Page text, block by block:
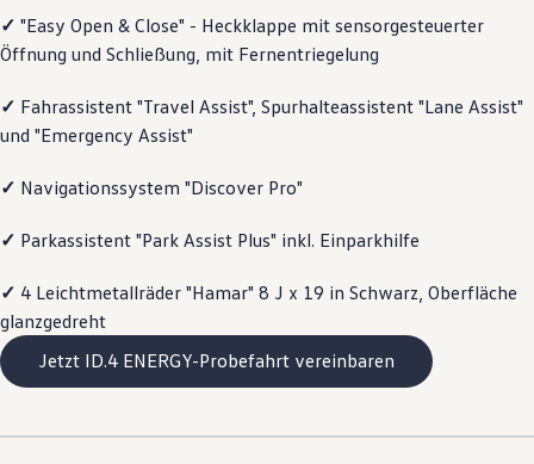
Besitzer und Service
Software Updates
Inspektion und HU/AU
Reparaturen und Checks
Motorenöl und Flüssigkeiten
Pannen- und Unfallhilfe
Volkswagen Teile
Schutz und Pflege
Entertainment und Elektronik
Individualisieren
Wallbox und Ladekabel
✓ "Easy Open & Close" - Heckklappe mit sensorgesteuerter
Öffnung und Schließung, mit Fernentriegelung
✓ Fahrassistent "Travel Assist", Spurhalteassistent "Lane Assist"
und "Emergency Assist"
✓ Navigationssystem "Discover Pro"
✓ Parkassistent "Park Assist Plus" inkl. Einparkhilfe
✓ 4 Leichtmetallräder "Hamar" 8 J x 19 in Schwarz, Oberfläche
glanzgedreht
Jetzt ID.4 ENERGY-Probefahrt vereinbaren